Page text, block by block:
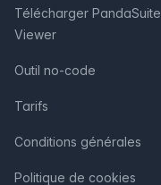
Télécharger PandaSuite
Viewer
Outil no-code
Tarifs
Conditions générales
Politique de cookies